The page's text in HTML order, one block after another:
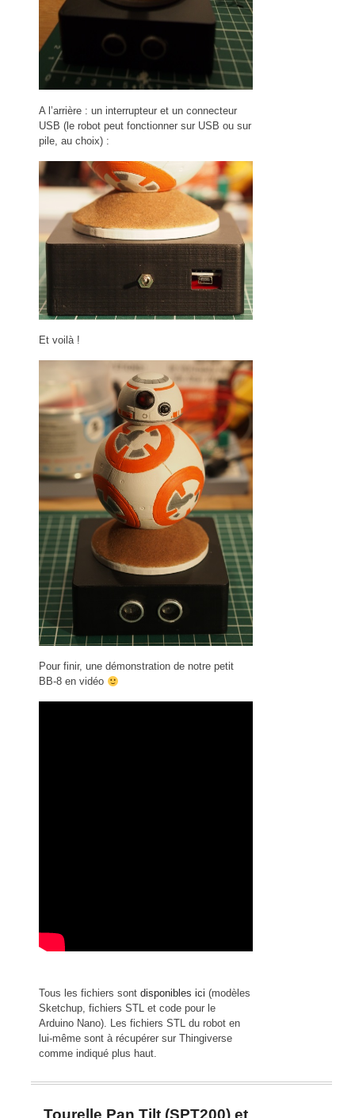
A l’arrière : un interrupteur et un connecteur
USB (le robot peut fonctionner sur USB ou sur
pile, au choix) :
Et voilà !
Pour finir, une démonstration de notre petit
BB-8 en vidéo
Tous les fichiers sont disponibles ici (modèles
Sketchup, fichiers STL et code pour le
Arduino Nano). Les fichiers STL du robot en
lui-même sont à récupérer sur Thingiverse
comme indiqué plus haut.
Tourelle Pan Tilt (SPT200) et